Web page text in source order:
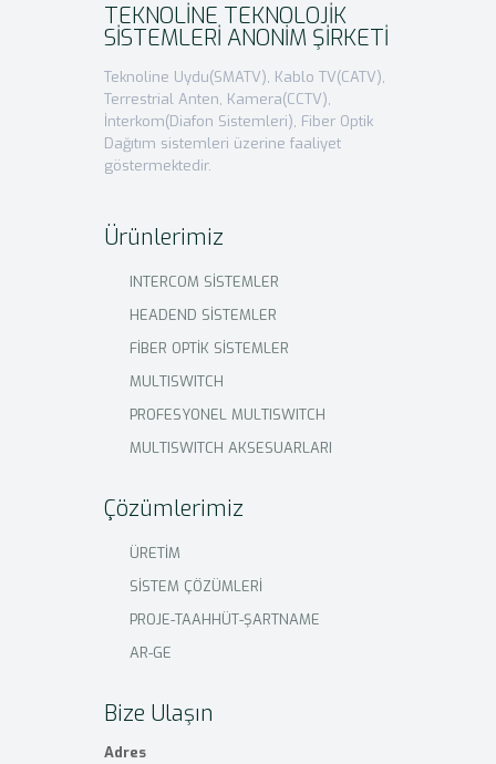
TEKNOLİNE TEKNOLOJİK
SİSTEMLERİ ANONİM ŞİRKETİ
Teknoline Uydu(SMATV), Kablo TV(CATV),
Terrestrial Anten, Kamera(CCTV),
İnterkom(Diafon Sistemleri), Fiber Optik
Dağıtım sistemleri üzerine faaliyet
göstermektedir.
Ürünlerimiz
INTERCOM SİSTEMLER
HEADEND SİSTEMLER
FİBER OPTİK SİSTEMLER
MULTISWITCH
PROFESYONEL MULTISWITCH
MULTISWITCH AKSESUARLARI
Çözümlerimiz
ÜRETİM
SİSTEM ÇÖZÜMLERİ
PROJE-TAAHHÜT-ŞARTNAME
AR-GE
Bize Ulaşın
Adres